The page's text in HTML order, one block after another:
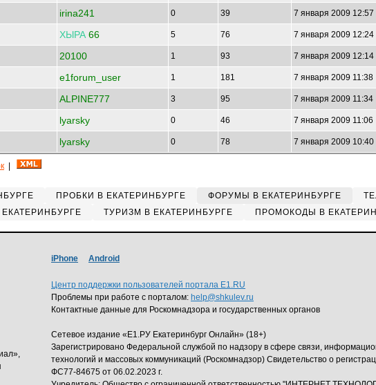
irina241 0 39 7 января 2009 12:57
ХЫРА 66 5 76 7 января 2009 12:24
20100 1 93 7 января 2009 12:14
e1forum_user 1 181 7 января 2009 11:38
ALPINE777 3 95 7 января 2009 11:34
lyarsky 0 46 7 января 2009 11:06
lyarsky 0 78 7 января 2009 10:40
ПРОБКИ В ЕКАТЕРИНБУРГЕ ФОРУМЫ В ЕКАТЕРИНБУРГЕ
ТУРИЗМ В ЕКАТЕРИНБУРГЕ ПРОМОКОДЫ В
iPhone Android
Центр поддержки пользователей портала E1.RU
Проблемы при работе с порталом: help@shkulev.ru
Контактные данные для Роскомнадзора и государственных органов
Сетевое издание «Е1.РУ Екатеринбург Онлайн» (18+)
Зарегистрировано Федеральной службой по надзору в сфере связи,
технологий и массовых коммуникаций (Роскомнадзор) Свидетельство о
ФС77-84675 от 06.02.2023 г.